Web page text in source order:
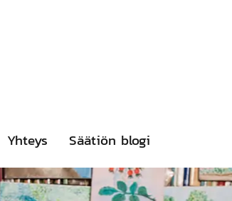
Yhteys Säätiön blogi